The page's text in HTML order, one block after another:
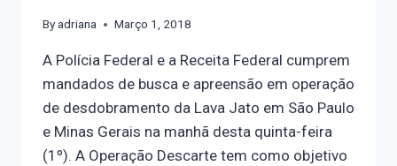
Byadriana Março 1, 2018
A Polícia Federal e a Receita Federal cumprem
mandados de busca e apreensão em operação
de desdobramento da Lava Jato em São Paulo
e Minas Gerais na manhã desta quinta-feira
(1º). A Operação Descarte tem como objetivo